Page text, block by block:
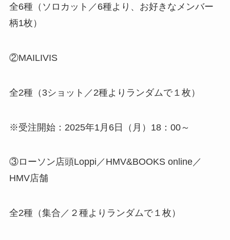
全6種（ソロカット／6種より、お好きなメンバー
柄1枚）
②MAILIVIS
全2種（3ショット／2種よりランダムで１枚）
※受注開始：2025年1月6日（月）18：00～
③ローソン店頭Loppi／HMV&BOOKS online／
HMV店舗
全2種（集合／２種よりランダムで１枚）